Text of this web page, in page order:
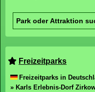
Freizeitparks
Freizeitparks in
» Karls Erlebnis-Dorf